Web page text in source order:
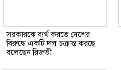
সরকারকে ব্যর্থ করতে দেশের
বিরুদ্ধে একটি দল চক্রান্ত করছে
বলেছেন রিজভী